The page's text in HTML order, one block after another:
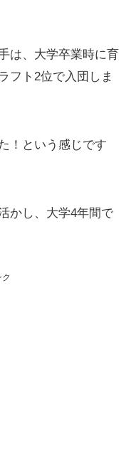
は、大学卒業時に育
フト2位で入団しま
！という感じです
かし、大学4年間で